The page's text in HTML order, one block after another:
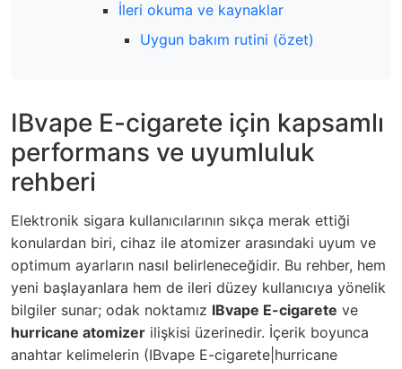
İleri okuma ve kaynaklar
Uygun bakım rutini (özet)
IBvape E-cigarete için kapsamlı
performans ve uyumluluk
rehberi
Elektronik sigara kullanıcılarının sıkça merak ettiği
konulardan biri, cihaz ile atomizer arasındaki uyum ve
optimum ayarların nasıl belirleneceğidir. Bu rehber, hem
yeni başlayanlara hem de ileri düzey kullanıcıya yönelik
bilgiler sunar; odak noktamız IBvape E-cigarete ve
hurricane atomizer ilişkisi üzerinedir. İçerik boyunca
anahtar kelimelerin (IBvape E-cigarete|hurricane